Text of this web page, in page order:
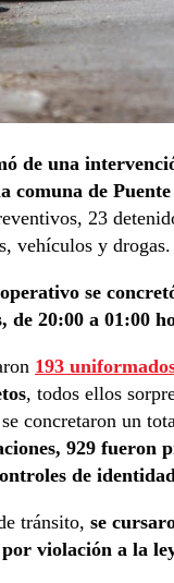
de una
comuna de
23
vehículos y drogas.
se
de 20:00 a 01:00
193
, todos ellos
concretaron un
929 fueron
de
tránsito, se
violación a la